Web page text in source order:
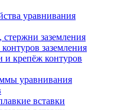
уравнивания
стержни заземления
заземления
и крепёж контуров
уравнивания
вставки